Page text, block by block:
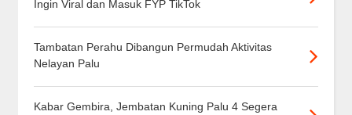
Ingin Viral dan Masuk FYP TikTok
Tambatan Perahu Dibangun Permudah Aktivitas
Nelayan Palu
Kabar Gembira, Jembatan Kuning Palu 4 Segera